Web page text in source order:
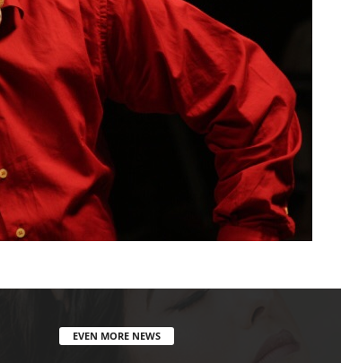
EVEN MORE NEWS